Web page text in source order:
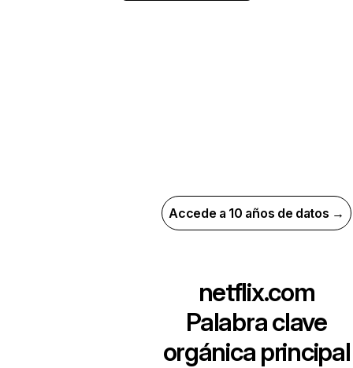
Accede a 10 años de datos →
netflix.com
Palabra clave
orgánica principal